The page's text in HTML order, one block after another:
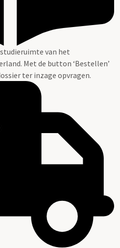
van het
Met de button ‘Bestellen’
ter inzage opvragen.